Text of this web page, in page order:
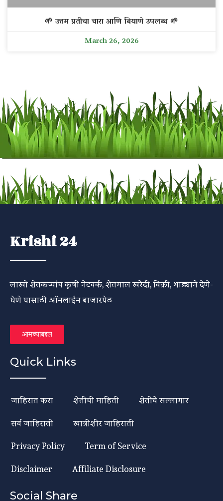
🌱 उत्तम प्रतीचा चारा आणि बियाणे उपलब्ध 🌱
March 26, 2026
Krishi 24
लाखो शेतकऱ्यांच कृषी नेटवर्क, शेतमाल खरेदी, विक्री, भाड्याने देणे-
घेणे यासाठी ऑनलाईन बाजारपेठ
आमच्याबद्दल
Quick Links
जाहिरात करा शेतीची माहिती
शेतीचे सल्लागार
सर्व जाहिराती
खात्रीशीर जाहिराती
Privacy Policy
Term of Service
Disclaimer
Affiliate Disclosure
Social Share